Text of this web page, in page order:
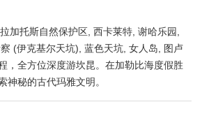
加托斯自然保护区, 西卡莱特, 谢哈乐园,
(伊克基尔天坑), 蓝色天坑, 女人岛, 图卢
，全方位深度游坎昆。在加勒比海度假胜
神秘的古代玛雅文明。